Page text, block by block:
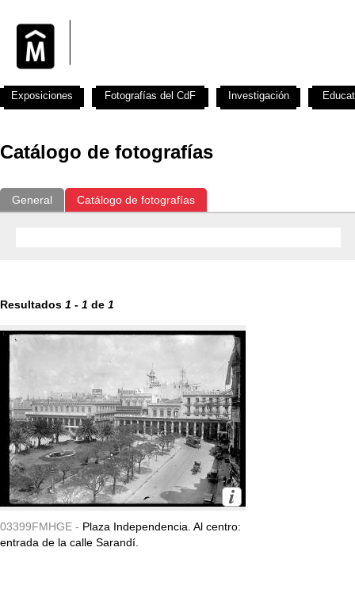
Catálogo de fotografías
General Catálogo de fotografías
Resultados 1 - 1 de 1
03399FMHGE - Plaza Independencia. Al centro:
entrada de la calle Sarandí.
Exposiciones Fotografías del CdF Investigación